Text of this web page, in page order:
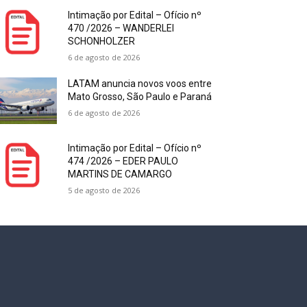
Intimação por Edital – Ofício nº
470 /2026 – WANDERLEI
SCHONHOLZER
6 de agosto de 2026
LATAM anuncia novos voos entre
Mato Grosso, São Paulo e Paraná
6 de agosto de 2026
Intimação por Edital – Ofício nº
474 /2026 – EDER PAULO
MARTINS DE CAMARGO
5 de agosto de 2026